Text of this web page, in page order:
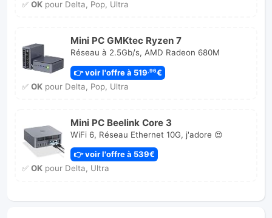
✅ OKpour Delta, Pop, Ultra
Mini PC GMKtec Ryzen 7
Réseau à 2.5Gb/s, AMD Radeon 680M
👉 voir l'offre à 519,96€
✅ OKpour Delta, Pop, Ultra
Mini PC Beelink Core 3
WiFi 6, Réseau Ethernet 10G, j'adore 😍
👉 voir l'offre à 539€
✅ OKpour Delta, Ultra